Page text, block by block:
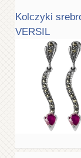
Kolczyki
VERSIL